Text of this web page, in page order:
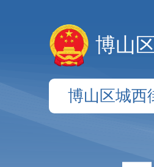
博山
博山区城西